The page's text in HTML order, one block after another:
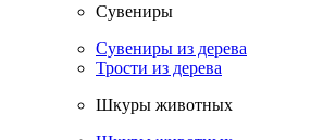
Сувениры
Сувениры из дерева
Трости из дерева
Шкуры животных